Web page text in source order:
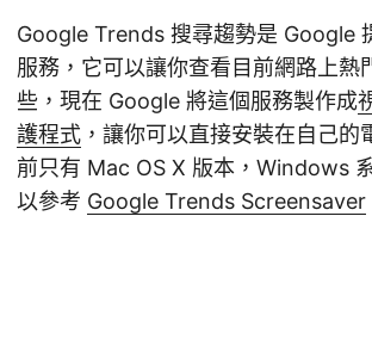
Google Trends 搜尋趨勢是 Google
服務，它可以讓你查看目前網路上熱
些，現在 Google 將這個服務製作成
護程式 ，讓你可以直接安裝在自己的
前只有 Mac OS X 版本，Windows
以參考 Google Trends Screensaver